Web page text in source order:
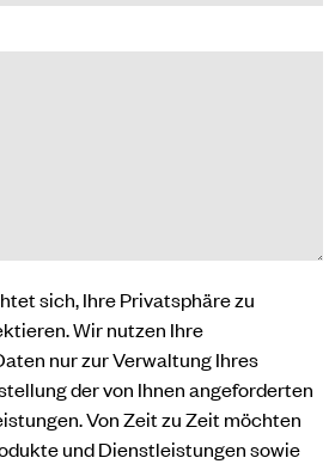
sich, Ihre Privatsphäre zu
Wir nutzen Ihre
nur zur Verwaltung Ihres
der von Ihnen angeforderten
Von Zeit zu Zeit möchten
und Dienstleistungen sowie